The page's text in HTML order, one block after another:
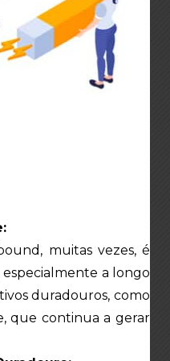
muitas vezes, é
especialmente a longo
duradouros, como
que continua a gerar